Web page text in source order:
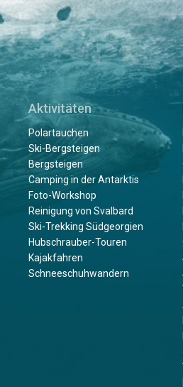
Aktivitäten
Polartauchen
Ski-Bergsteigen
Bergsteigen
Camping in der Antarktis
Foto-Workshop
Reinigung von Svalbard
Ski-Trekking Südgeorgien
Hubschrauber-Touren
Kajakfahren
Schneeschuhwandern